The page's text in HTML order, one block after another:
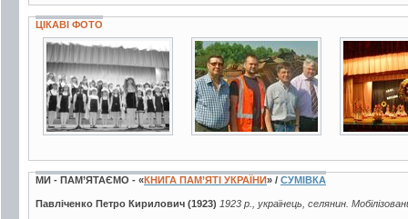
ЦІКАВІ ФОТО
3 фото 3 фото 5 фото
МИ - ПАМ’ЯТАЄМО - «КНИГА ПАМ’ЯТІ УКРАЇНИ» / СУМІВКА
Павліченко Петро Кирилович (1923) 1923 р., українець, селянин.